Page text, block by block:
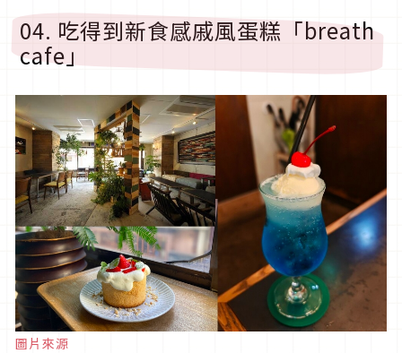
04. 吃得到新食感戚風蛋糕「breath
cafe」
圖片來源